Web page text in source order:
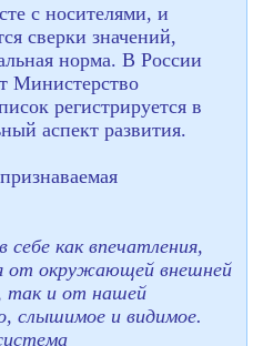
с носителями, и
сверки значений,
норма. В России
Министерство
регистрируется в
аспект развития.
как впечатления,
от окружающей внешней
так и от нашей
слышимое и видимое.